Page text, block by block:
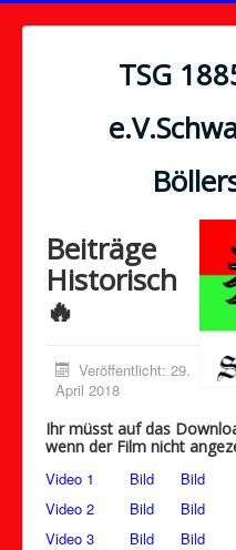
TSG
Beiträge
Historisch
🔥
Veröffentlicht: 29.
April 2018
Ihr müsst auf das
wenn der Film nicht
Video 1
Bild
Bild
Video 2
Bild
Bild
Video 3
Bild
Bild